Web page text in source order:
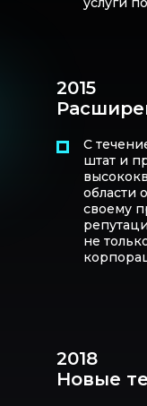
2015
С
штат и
области
своему
не
2018
Новые